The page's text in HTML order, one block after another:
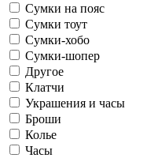
Сумки на пояс
Сумки тоут
Сумки-хобо
Сумки-шопер
Другое
Клатчи
Украшения и часы
Броши
Колье
Часы